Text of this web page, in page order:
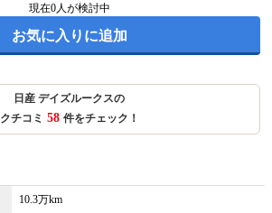
現在0人が検討中
お気に入りに追加
日産 デイズルークスの
クチコミ 58 件をチェック！
10.3万km